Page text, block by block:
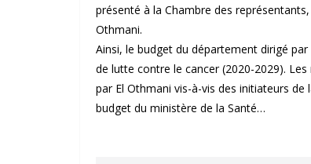
présenté à la Chambre des
Othmani.
Ainsi, le budget du département dirigé
de lutte contre le cancer (2020-2029).
par El Othmani vis-à-vis des initiateurs
budget du ministère de la Santé…